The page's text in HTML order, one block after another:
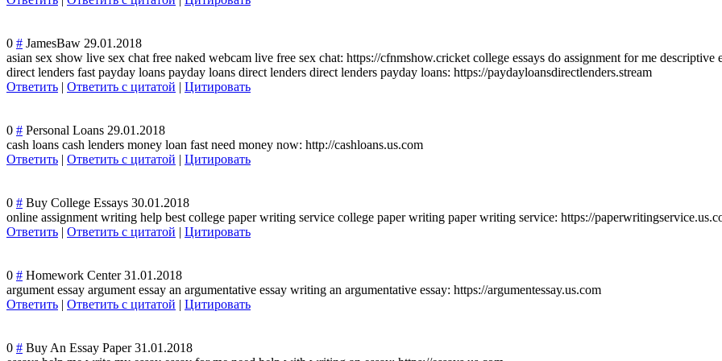
0 # JamesBaw 29.01.2018
asian sex show live sex chat free naked webcam live free sex chat: https://cfnmshow.cricket college essays do assignment for me
direct lenders fast payday loans payday loans direct lenders direct lenders payday loans: https://paydayloansdirectlenders.stream
Ответить | Ответить с цитатой | Цитировать
0 # Personal Loans 29.01.2018
cash loans cash lenders money loan fast need money now: http://cashloans.us.com
Ответить | Ответить с цитатой | Цитировать
0 # Buy College Essays 30.01.2018
online assignment writing help best college paper writing service college paper writing paper writing service: https://
Ответить | Ответить с цитатой | Цитировать
0 # Homework Center 31.01.2018
argument essay argument essay an argumentative essay writing an argumentative essay: https://argumentessay.us.com
Ответить | Ответить с цитатой | Цитировать
0 # Buy An Essay Paper 31.01.2018